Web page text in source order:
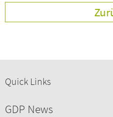
Quick Links
GDP News